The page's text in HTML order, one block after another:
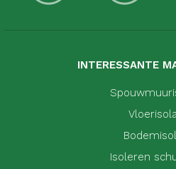
INTERESSANTE
Isoleren